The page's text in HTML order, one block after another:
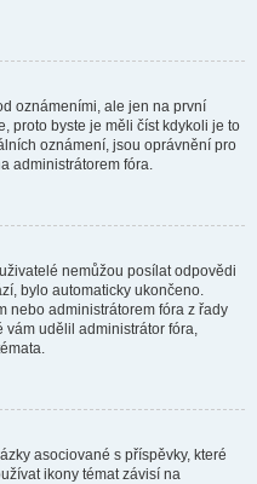
oznámeními, ale jen na první
proto byste je měli číst kdykoli je to
oznámení, jsou oprávnění pro
administrátorem fóra.
nemůžou posílat odpovědi
bylo automaticky ukončeno.
nebo administrátorem fóra z řady
vám udělil administrátor fóra,
asociované s příspěvky, které
ikony témat závisí na